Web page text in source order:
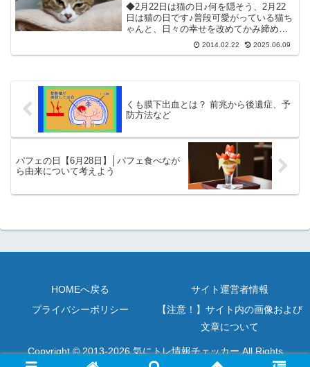
◆2月22日は猫の日♪何を隠そう、2月22
日は猫の日です♪普段可愛がっている猫ち
ゃんと、日々の幸せを改めてかみ締めて
喜び合う日ですね。＾＾何気ない表情が
可愛くてたまりません♪(=´▽`=)この猫の
2014.02.22 2025.06.09
くも膜下出血とは？ 前兆から後遺症、予
防方法など
パフェの日【6月28日】│パフェ食べなが
ら由来について考えよう
HOMEへ戻る
サイト運営者情報
プライバシーポリシー
【注意！】サイト内の画像および
文章について
Copyright © 2013-2026 気にトレ情報チェッカー All Rights